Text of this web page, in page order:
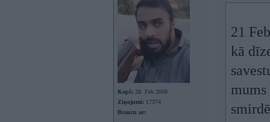
Kopš: 28. Feb 2008
Ziņojumi: 17374
Braucu ar:
21
kā